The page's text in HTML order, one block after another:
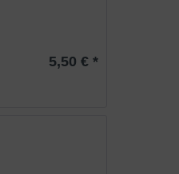
5,50 € *